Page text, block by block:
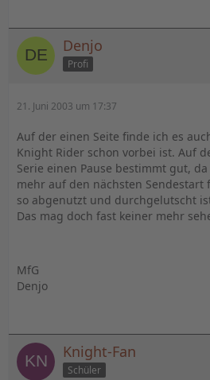
Denjo
Profi
21. Juni 2003 um 17:37
Auf der einen Seite finde ich es
Knight Rider schon vorbei ist. Auf
Serie einen Pause bestimmt gut,
mehr auf den nächsten
so abgenutzt und durchgelutscht
Das mag doch fast keiner mehr
MfG
Denjo
Knight-Fan
Schüler